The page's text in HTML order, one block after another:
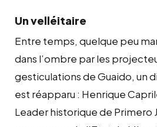
Un velléitaire
Entre temps, quelque peu
dans l’ombre par les
gesticulations de Guaido, un
est réapparu : Henrique
Leader historique de Primero